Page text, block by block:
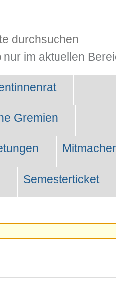
nur im aktuellen
Gremien
Semesterticket